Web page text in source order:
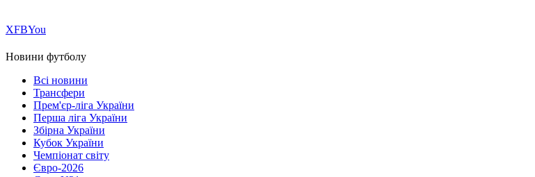
ХFBYou
Новини футболу
Всі новини
Трансфери
Прем'єр-ліга України
Перша ліга України
Збірна України
Кубок України
Чемпіонат світу
Євро-2026